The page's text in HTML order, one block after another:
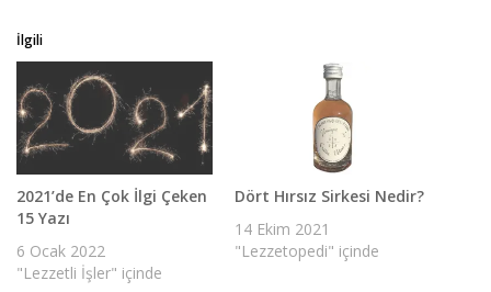
İlgili
2021’de En Çok İlgi Çeken
15 Yazı
6 Ocak 2022
"Lezzetli İşler" içinde
Dört Hırsız Sirkesi Nedir?
14 Ekim 2021
"Lezzetopedi" içinde